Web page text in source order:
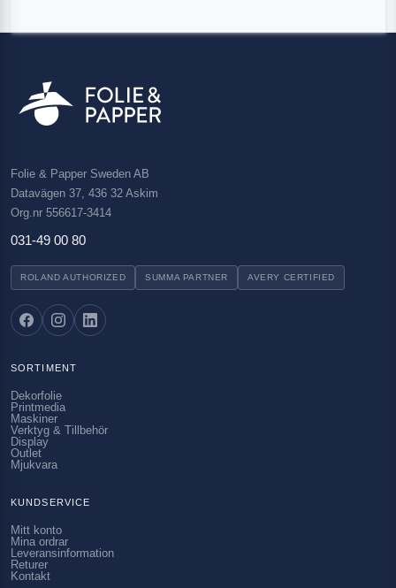
Folie & Papper Sweden AB
Datavägen 37, 436 32 Askim
Org.nr 556617-3414
031-49 00 80
ROLAND AUTHORIZED SUMMA PARTNER AVERY CERTIFIED
SORTIMENT
Dekorfolie
Printmedia
Maskiner
Verktyg & Tillbehör
Display
Outlet
Mjukvara
KUNDSERVICE
Mitt konto
Mina ordrar
Leveransinformation
Returer
Kontakt